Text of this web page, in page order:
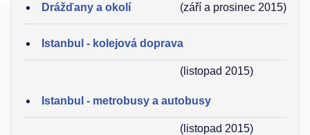
Drážďany a okolí (září a prosinec 2015)
Istanbul - kolejová doprava
(listopad 2015)
Istanbul - metrobusy a autobusy
(listopad 2015)